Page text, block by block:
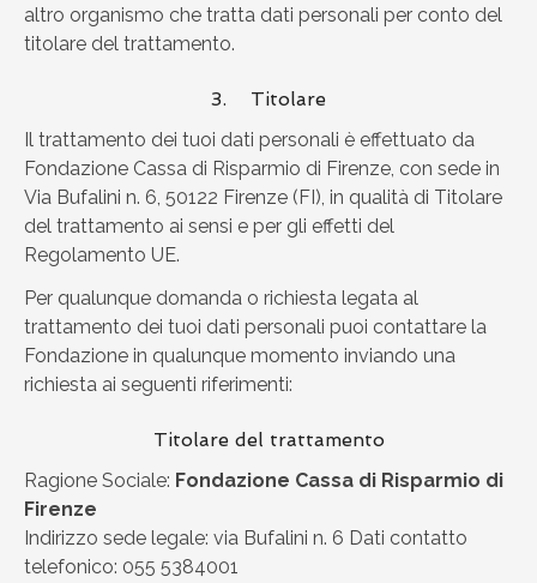
altro organismo che tratta dati personali per conto del
titolare del trattamento.
3. Titolare
Il trattamento dei tuoi dati personali è effettuato da
Fondazione Cassa di Risparmio di Firenze, con sede in
Via Bufalini n. 6, 50122 Firenze (FI), in qualità di Titolare
del trattamento ai sensi e per gli effetti del
Regolamento UE.
Per qualunque domanda o richiesta legata al
trattamento dei tuoi dati personali puoi contattare la
Fondazione in qualunque momento inviando una
richiesta ai seguenti riferimenti:
Titolare del trattamento
Ragione Sociale: Fondazione Cassa di Risparmio di
Firenze
Indirizzo sede legale: via Bufalini n. 6 Dati contatto
telefonico: 055 5384001